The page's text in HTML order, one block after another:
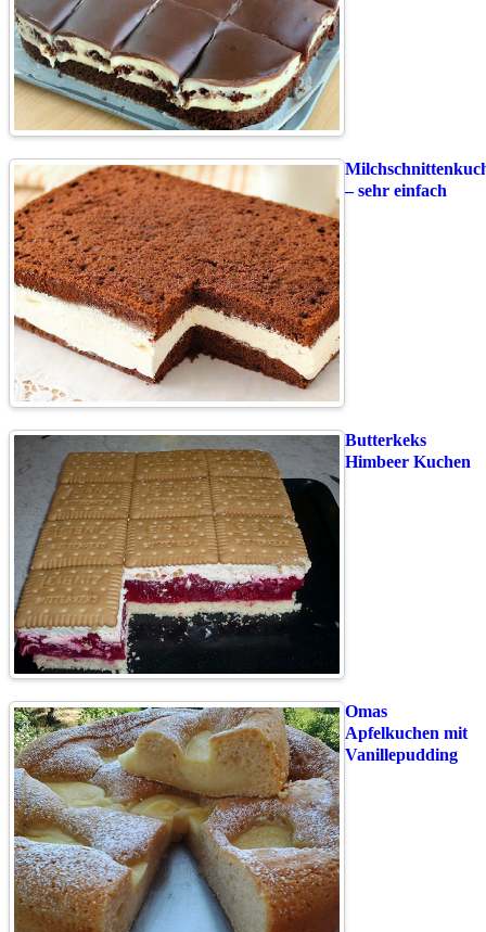
– sehr einfach
Butterkeks
Himbeer Kuchen
Omas
Apfelkuchen mit
Vanillepudding